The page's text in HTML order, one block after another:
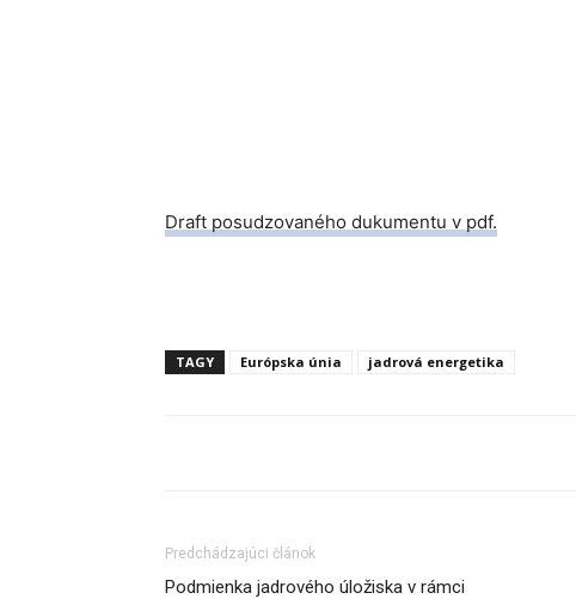
Draft posudzovaného dukumentu v pdf.
TAGY Európska únia jadrová energetika
Predchádzajúci článok
Podmienka jadrového úložiska v rámci